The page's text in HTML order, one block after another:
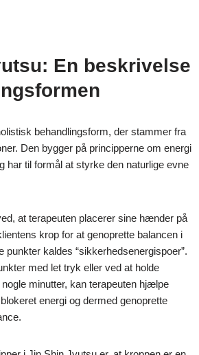
En beskrivelse
behandlingsform, der stammer fra
Den bygger på principperne om energi
har til formål at styrke den naturlige evne
at terapeuten placerer sine hænder på
krop for at genoprette balancen i
kaldes “sikkerhedsenergispoer”.
med let tryk eller ved at holde
minutter, kan terapeuten hjælpe
energi og dermed genoprette